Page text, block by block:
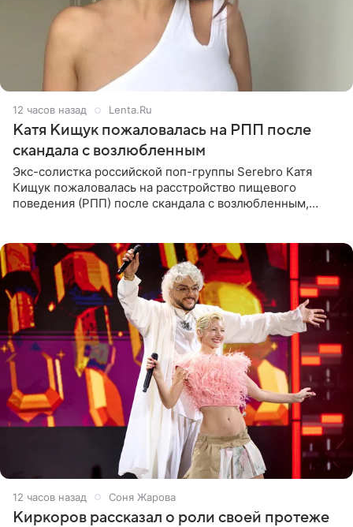
12 часов назад Lenta.Ru
Катя Кищук пожаловалась на РПП после
скандала с возлюбленным
Экс-солистка российской поп-группы Serebro Катя
Кищук пожаловалась на расстройство пищевого
поведения (РПП) после скандала с возлюбленным,
12 часов назад Соня Жарова
Киркоров рассказал о роли своей протеже